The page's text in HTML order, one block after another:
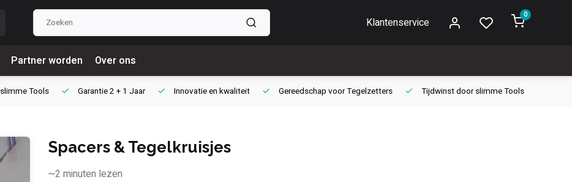
Klantenservice
0
Partner worden Over ons
slimme Tools Garantie2 + 1 Jaar Innovatieen kwaliteit Gereedschap voorTegelzetters Tijdwinst doorslimme Tools
Spacers & Tegelkruisjes
~2 minuten lezen